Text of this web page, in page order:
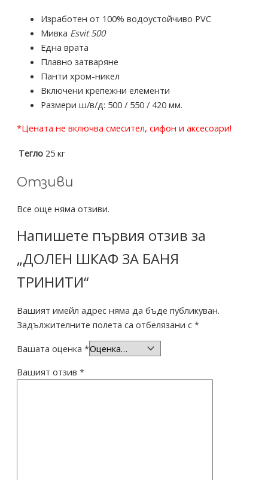
Изработен от 100% водоустойчиво PVC
Мивка Esvit 500
Една врата
Плавно затваряне
Панти хром-никел
Включени крепежни елементи
Размери ш/в/д: 500 / 550 / 420 мм.
*Цената не включва смесител, сифон и аксесоари!
Тегло 25 кг
Отзиви
Все още няма отзиви.
Напишете първия отзив за
„ДОЛЕН ШКАФ ЗА БАНЯ
ТРИНИТИ“
Вашият имейл адрес няма да бъде публикуван.
Задължителните полета са отбелязани с *
Вашата оценка *
Вашият отзив *